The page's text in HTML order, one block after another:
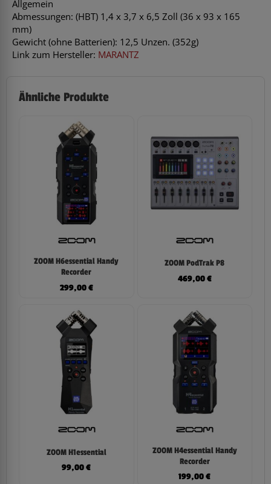
Allgemein
Abmessungen: (HBT) 1,4 x 3,7 x 6,5 Zoll (36 x 93 x 165
mm)
Gewicht (ohne Batterien): 12,5 Unzen. (352g)
Link zum Hersteller: MARANTZ
Ähnliche Produkte
ZOOM H6essential Handy
Recorder
299,00€
ZOOM PodTrak P8
469,00€
ZOOM H1essential
99,00€
ZOOM H4essential Handy
Recorder
199,00€